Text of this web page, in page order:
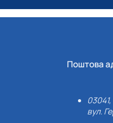
Поштова
03041,
вул.